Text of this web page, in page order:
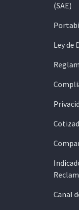
(SAE)
Ley de
Canal